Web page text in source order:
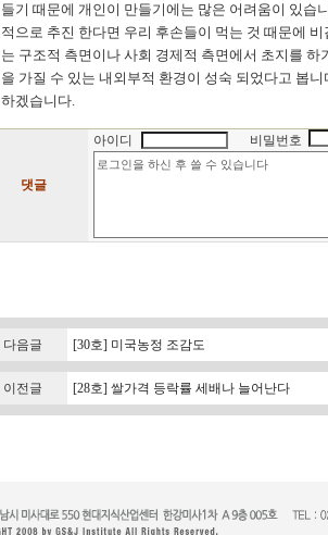
들기 때문에 개인이 만들기에는 많은 어려움이 있습
적으로 추진 한다면 우리 후손들이 먹는 것 때문에
는 구조적 측면이나 사회 경제적 측면에서 초지를
을 가질 수 있는 내외부적 환경이 성숙 되었다고 봅
하겠습니다.
댓글
아이디 비밀번호
다음글 [30호] 미국농정 조감도
이전글 [28호] 쌀가격 등락률 세배나 늘어난다